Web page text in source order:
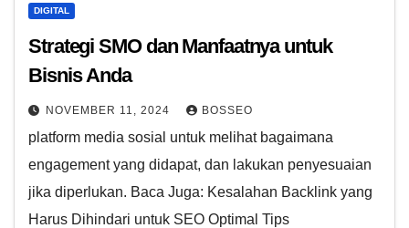
DIGITAL
Strategi SMO dan Manfaatnya untuk
Bisnis Anda
NOVEMBER 11, 2024 BOSSEO
platform media sosial untuk melihat bagaimana
engagement yang didapat, dan lakukan penyesuaian
jika diperlukan. Baca Juga: Kesalahan Backlink yang
Harus Dihindari untuk SEO Optimal Tips